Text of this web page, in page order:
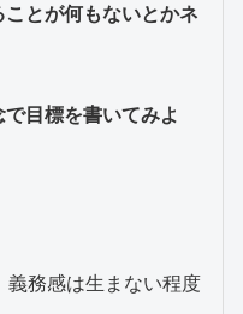
とが何もないとかネ
目標を書いてみよ
務感は生まない程度